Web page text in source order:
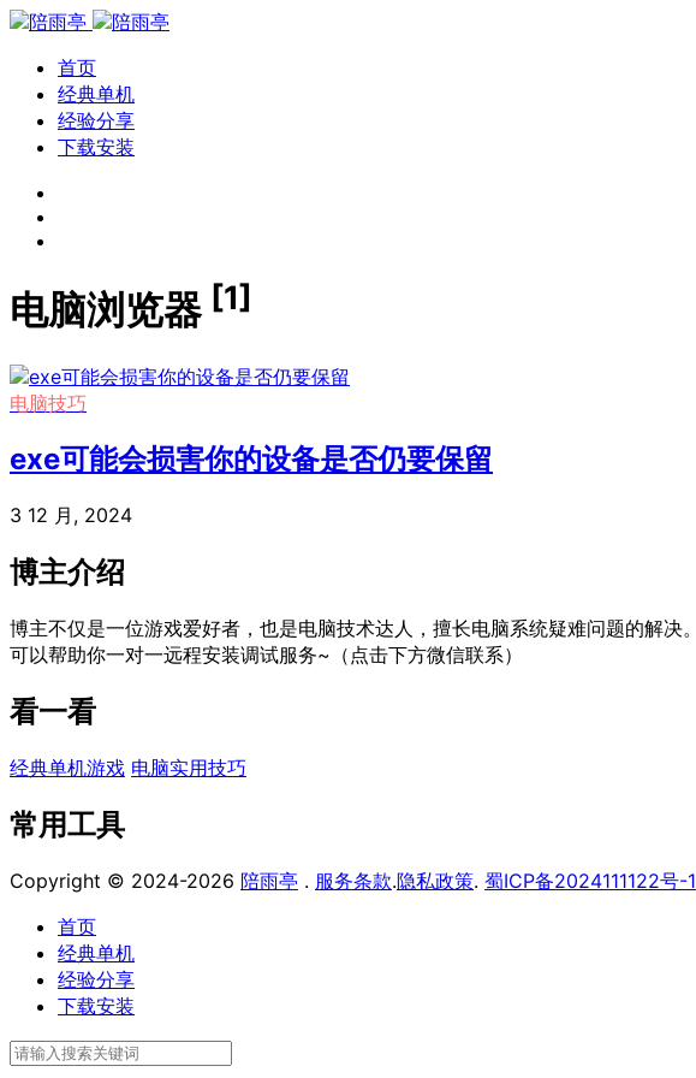
首页
经典单机
经验分享
下载安装
电脑浏览器 [1]
电脑技巧
exe可能会损害你的设备是否仍要保留
3 12 月, 2024
博主介绍
博主不仅是一位游戏爱好者，也是电脑技术达人，擅长电脑系统疑难问题的解决。
可以帮助你一对一远程安装调试服务~（点击下方微信联系）
看一看
经典单机游戏 电脑实用技巧
常用工具
Copyright © 2024-2026 陪雨亭 . 服务条款.隐私政策. 蜀ICP备2024111122号-1
首页
经典单机
经验分享
下载安装